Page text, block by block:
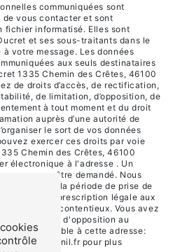
communiquées sont
de vous contacter et sont
fichier informatisé. Elles sont
et ses sous-traitants dans le
votre message. Les données
aux seuls destinataires
1335 Chemin des Crêtes, 46100
de droits d’accès, de rectification,
de limitation, d’opposition, de
à tout moment et du droit
auprès d’une autorité de
le sort de vos données
exercer ces droits par voie
Chemin des Crêtes, 46100
électronique à l'adresse . Un
vous être demandé. Nous
pendant la période de prise de
la durée de prescription légale aux
gestion des contentieux. Vous avez
sur la liste d'opposition au
disponible à cette adresse:
le site cnil.fr pour plus